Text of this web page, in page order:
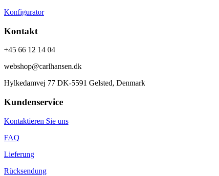
Konfigurator
Kontakt
+45 66 12 14 04
webshop@carlhansen.dk
Hylkedamvej 77 DK-5591 Gelsted, Denmark
Kundenservice
Kontaktieren Sie uns
FAQ
Lieferung
Rücksendung